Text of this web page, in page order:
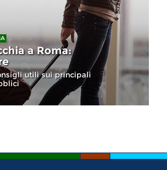
a Roma:
utili sui principali